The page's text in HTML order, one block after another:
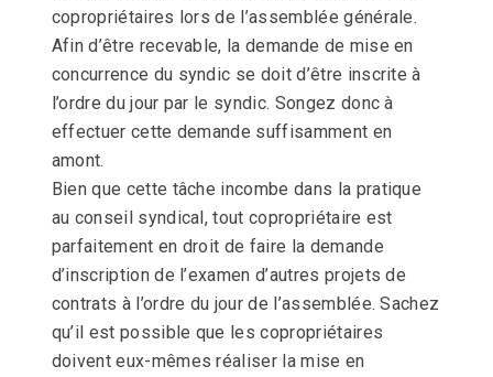
copropriétaires lors de l’assemblée générale.
Afin d’être recevable, la demande de mise en
concurrence du syndic se doit d’être inscrite à
l’ordre du jour par le syndic. Songez donc à
effectuer cette demande suffisamment en
amont.
Bien que cette tâche incombe dans la pratique
au conseil syndical, tout copropriétaire est
parfaitement en droit de faire la demande
d’inscription de l’examen d’autres projets de
contrats à l’ordre du jour de l’assemblée. Sachez
qu’il est possible que les copropriétaires
doivent eux-mêmes réaliser la mise en